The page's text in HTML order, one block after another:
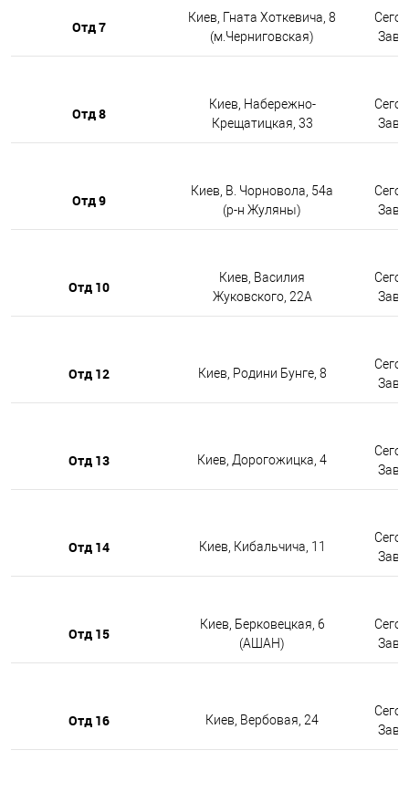
Отд 7
Киев, Гната Хоткевича, 8
(м.Черниговская)
Отд 8
Киев, Набережно-
Крещатицкая, 33
Отд 9
Киев, В. Чорновола, 54а
(р-н Жуляны)
Отд 10
Киев, Василия
Жуковского, 22А
Отд 12 Киев, Родини Бунге, 8
Отд 13 Киев, Дорогожицка, 4
Отд 14 Киев, Кибальчича, 11
Отд 15
Киев, Берковецкая, 6
(АШАН)
Отд 16 Киев, Вербовая, 24